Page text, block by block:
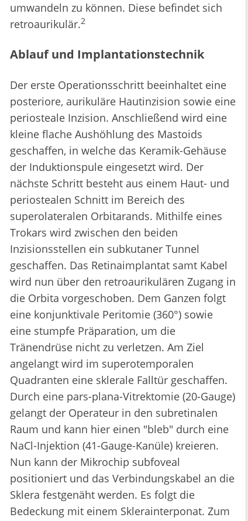
umwandeln zu können. Diese befindet sich
retroaurikulär.2
Ablauf und Implantationstechnik
Der erste Operationsschritt beeinhaltet eine
posteriore, aurikuläre Hautinzision sowie eine
periosteale Inzision. Anschließend wird eine
kleine flache Aushöhlung des Mastoids
geschaffen, in welche das Keramik-Gehäuse
der Induktionspule eingesetzt wird. Der
nächste Schritt besteht aus einem Haut- und
periostealen Schnitt im Bereich des
superolateralen Orbitarands. Mithilfe eines
Trokars wird zwischen den beiden
Inzisionsstellen ein subkutaner Tunnel
geschaffen. Das Retinaimplantat samt Kabel
wird nun über den retroaurikulären Zugang in
die Orbita vorgeschoben. Dem Ganzen folgt
eine konjunktivale Peritomie (360°) sowie
eine stumpfe Präparation, um die
Tränendrüse nicht zu verletzen. Am Ziel
angelangt wird im superotemporalen
Quadranten eine sklerale Falltür geschaffen.
Durch eine pars-plana-Vitrektomie (20-Gauge)
gelangt der Operateur in den subretinalen
Raum und kann hier einen "bleb" durch eine
NaCl-Injektion (41-Gauge-Kanüle) kreieren.
Nun kann der Mikrochip subfoveal
positioniert und das Verbindungskabel an die
Sklera festgenäht werden. Es folgt die
Bedeckung mit einem Sklerainterponat. Zum